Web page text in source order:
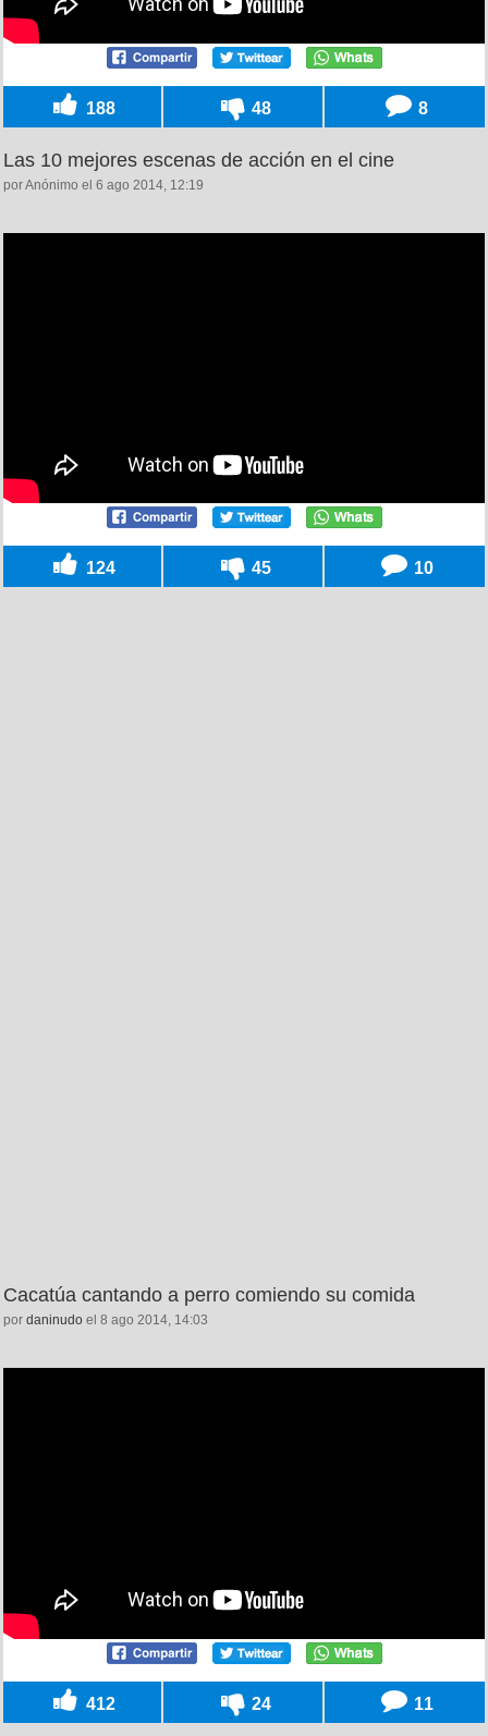
188 48 8
Las 10 mejores escenas de acción en el cine
por Anónimo el 6 ago 2014, 12:19
124 45 10
Cacatúa cantando a perro comiendo su comida
por daninudo el 8 ago 2014, 14:03
412 24 11